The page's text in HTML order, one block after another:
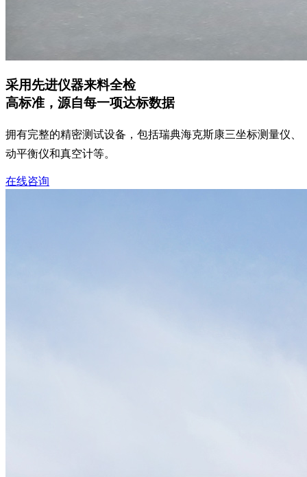
采用先进仪器来料全检
高标准，源自每一项达标数据
拥有完整的精密测试设备，包括瑞典海克斯康三坐标测量仪、
动平衡仪和真空计等。
在线咨询